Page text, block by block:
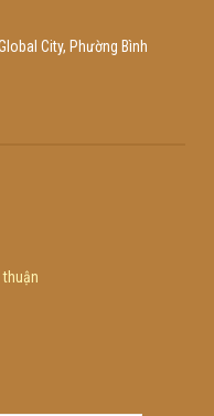
City, Phường Bình
thuận